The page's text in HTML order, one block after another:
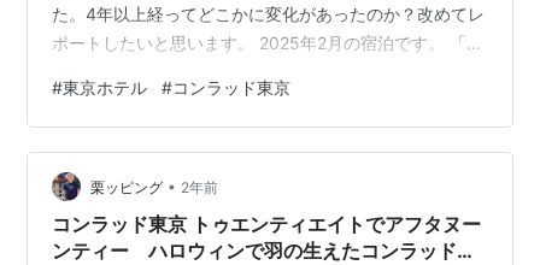
た。4年以上経ってどこかに変化があったのか？改めてレ
ポートしたいと思います。 2025年2月の宿泊です。 「本
ルのアクセス／概要など チェックイン 客室の概要 シテ
ィールーム インルーム・ダイニング 朝食レストラン
MIZUKI SPA & FITNESS まとめ ホテルのアクセス／概要
など 羽田空港からコンラッド東京まで、京急線あるいは
モノレールと山手線を使って30分程度で行け…
#東京ホテル #コンラッド東京
栗ッピング • 2年前
コンラッド東京 トゥエンティエイトでアフタヌー
ンティー ハロウィンで羽の生えたコンラッド・